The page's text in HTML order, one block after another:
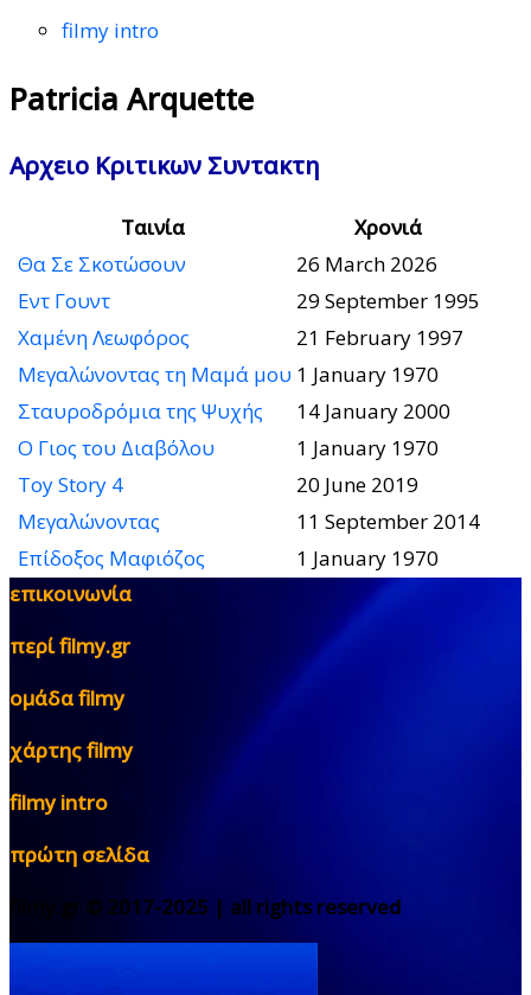
filmy intro
Patricia Arquette
Αρχειο Κριτικων Συντακτη
Ταινία
Χρονιά
Θα Σε Σκοτώσουν
26 March 2026
Εντ Γουντ
29 September 1995
Χαμένη Λεωφόρος
21 February 1997
Μεγαλώνοντας τη Μαμά μου 1 January 1970
Σταυροδρόμια της Ψυχής
14 January 2000
Ο Γιος του Διαβόλου
1 January 1970
Toy Story 4
20 June 2019
Μεγαλώνοντας
11 September 2014
Επίδοξος Μαφιόζος
1 January 1970
επικοινωνία
περί filmy.gr
ομάδα filmy
χάρτης filmy
filmy intro
πρώτη σελίδα
filmy.gr © 2017-2025 | all rights reserved